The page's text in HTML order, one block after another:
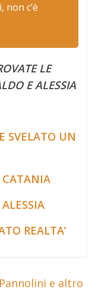
non c’è
LE
E ALESSIA
SVELATO UN
CATANIA
REALTA’
e altro